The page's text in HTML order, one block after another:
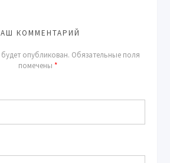
КОММЕНТАРИЙ
опубликован. Обязательные поля
помечены *